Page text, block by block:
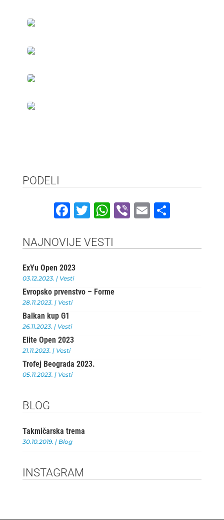
PODELI
F
c
b
o
o
T
it
W
at
p
Vi E
NAJNOVIJE VESTI
ExYu Open 2023
03.12.2023. | Vesti
Evropsko prvenstvo – Forme
28.11.2023. | Vesti
Balkan kup G1
26.11.2023. | Vesti
Elite Open 2023
21.11.2023. | Vesti
Trofej Beograda 2023.
05.11.2023. | Vesti
BLOG
Takmičarska trema
30.10.2019. | Blog
INSTAGRAM